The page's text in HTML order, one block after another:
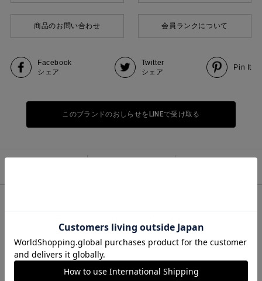
商品のお問い合わせ 会員ランクについて
Facebook
シェア
Twitter
シェア
Pin It
このブランドのおしらせをLINEで受け取る
ルオーバーです。同系色のドットがシックな印象。ワンピースやシャツな
ど多様なアイテムとのレイヤードでコーディネイトのポイントに。シック
ハイネックが優しく馴染んでくれます。人気のドットを新鮮に演出してく
れる1枚です。同シリーズ3-210046/メッシュドットクルーネックプルオ